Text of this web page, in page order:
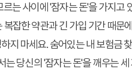
는 사이에 '잠자는 돈'을 가지고
잡한 약관과 긴 가입 기간 때문
지 마세요. 숨어있는 내 보험금
당신의 '잠자는 돈'을 깨우는 세